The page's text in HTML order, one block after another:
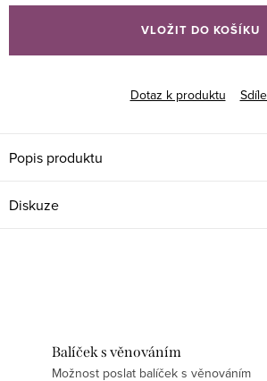
cena:
VLOŽIT DO KOŠÍKU
Dotaz k produktu
Popis produktu
Diskuze
Balíček s věnováním
Možnost poslat balíček s věnováním